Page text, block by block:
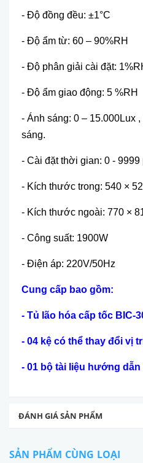
- Độ đồng đều: ±1°C
- Độ ẩm từ: 60 – 90%RH
- Độ phân giải cài đặt:
- Độ ẩm giao động: 5 %RH
- Ánh sáng: 0 – 15.000Lux
sáng.
- Cài đặt thời gian: 0 - 9999
- Kích thước trong: 540 ×
- Kích thước ngoài: 770 ×
- Công suất: 1900W
- Điện áp: 220V/50Hz
Cung cấp bao gồm:
- Tủ lão hóa cấp tốc BIC-
- 04 kệ có thể thay đổi vị
- 01 bộ tài liệu hướng dẫn
ĐÁNH GIÁ SẢN PHẨM
SẢN PHẨM CÙNG LOẠI